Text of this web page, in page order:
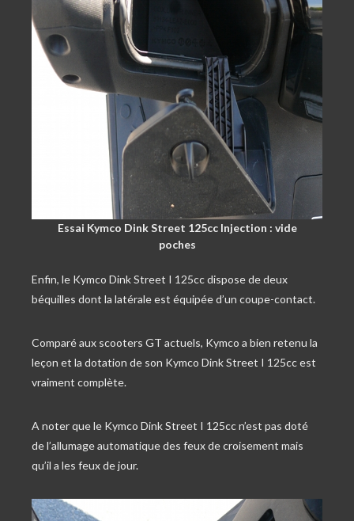
Essai Kymco Dink Street 125cc Injection : vide
poches
Enfin, le Kymco Dink Street I 125cc dispose de deux
béquilles dont la latérale est équipée d’un coupe-contact.
Comparé aux scooters GT actuels, Kymco a bien retenu la
leçon et la dotation de son Kymco Dink Street I 125cc est
vraiment complète.
A noter que le Kymco Dink Street I 125cc n’est pas doté
de l’allumage automatique des feux de croisement mais
qu’il a les feux de jour.